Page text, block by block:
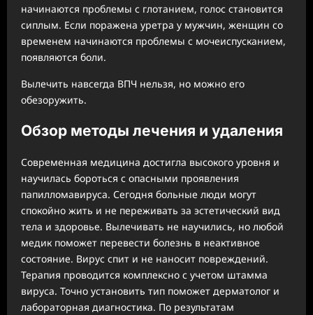
начинаются проблемы с глотанием, голос становится
сиплым. Если поражена уретра у мужчин, женщин со
временем начинаются проблемы с мочеиспусканием,
появляются боли.
Вылечить навсегда ВПЧ нельзя, но можно его
обезоружить.
Обзор методы лечения и удаления
Современная медицина достигла высокого уровня и
научилась бороться с опасными проявления
папилломавируса. Сегодня больные люди могут
спокойно жить и не переживать за эстетический вид
тела и здоровье. Вылечивать не научились, но любой
медик поможет перевести болезнь в неактивное
состояние. Вирус спит и не наносит повреждений.
Терапия проводится комплексно с учетом штамма
вируса. Точно установить тип поможет дерматолог и
лабораторная диагностика. По результатам